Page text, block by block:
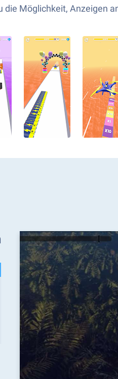
Möglichkeit, Anzeigen